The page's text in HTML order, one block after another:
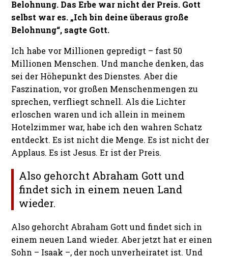
Belohnung. Das Erbe war nicht der Preis. Gott
selbst war es. „Ich bin deine überaus große
Belohnung“, sagte Gott.
Ich habe vor Millionen gepredigt – fast 50
Millionen Menschen. Und manche denken, das
sei der Höhepunkt des Dienstes. Aber die
Faszination, vor großen Menschenmengen zu
sprechen, verfliegt schnell. Als die Lichter
erloschen waren und ich allein in meinem
Hotelzimmer war, habe ich den wahren Schatz
entdeckt. Es ist nicht die Menge. Es ist nicht der
Applaus. Es ist Jesus. Er ist der Preis.
Also gehorcht Abraham Gott und
findet sich in einem neuen Land
wieder.
Also gehorcht Abraham Gott und findet sich in
einem neuen Land wieder. Aber jetzt hat er einen
Sohn – Isaak –, der noch unverheiratet ist. Und